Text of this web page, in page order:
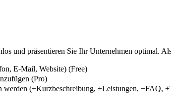
und präsentieren Sie Ihr Unternehmen optimal.
E-Mail, Website) (Free)
(Pro)
werden (+Kurzbeschreibung, +Leistungen, +FAQ,